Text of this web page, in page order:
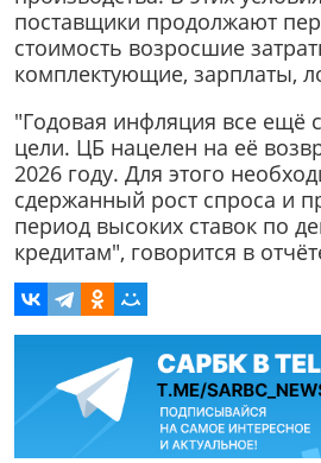
поставщики продолжают
стоимость возросшие
комплектующие, зарплаты,
"Годовая инфляция все ещё
цели. ЦБ нацелен на её
2026 году. Для этого
сдержанный рост спроса и
период высоких ставок по
кредитам", говорится в